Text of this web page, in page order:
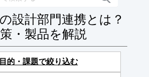
設計部門連携とは？
・製品を解説
目的・課題で絞り込む